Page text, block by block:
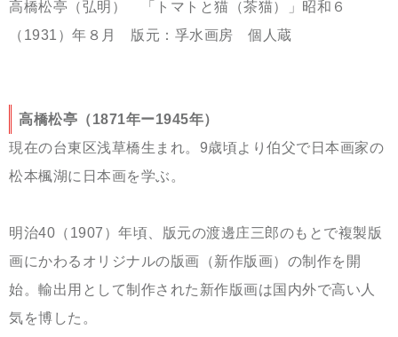
高橋松亭（弘明） 「トマトと猫（茶猫）」昭和６
（1931）年８月 版元：孚水画房 個人蔵
高橋松亭（1871年ー1945年）
現在の台東区浅草橋生まれ。9歳頃より伯父で日本画家の
松本楓湖に日本画を学ぶ。
明治40（1907） 年頃、版元の渡邊庄三郎のもとで複製版
画にかわるオリジナルの版画（新作版画）の制作を開
始。 輸出用として制作された新作版画は国内外で高い人
気を博した。